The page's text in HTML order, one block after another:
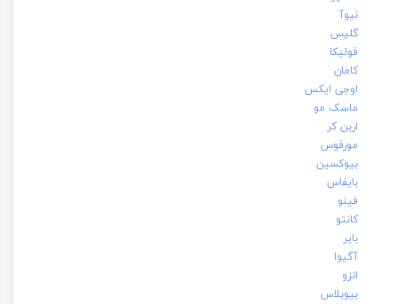
نیوآ
گلیس
فولیکا
کامان
اوجی ایکس
ماسک مو
اربن کر
مورفوس
بیوکسین
بایفاس
فینو
کانتو
بایر
آگیوا
انزو
بیوبلاس